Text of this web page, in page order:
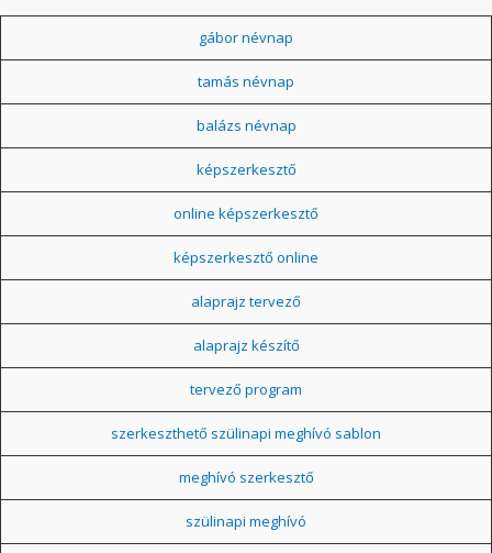
gábor névnap
tamás névnap
balázs névnap
képszerkesztő
online képszerkesztő
képszerkesztő online
alaprajz tervező
alaprajz készítő
tervező program
szerkeszthető szülinapi meghívó sablon
meghívó szerkesztő
szülinapi meghívó